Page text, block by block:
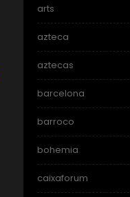
arts
azteca
aztecas
barcelona
barroco
bohemia
caixaforum